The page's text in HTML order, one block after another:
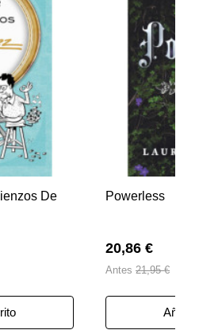
De
Powerless
20,86 €
Antes 21,95 €